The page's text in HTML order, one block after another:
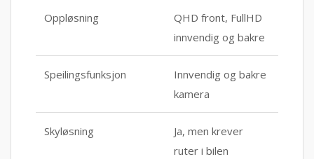
Oppløsning
QHD front, FullHD
innvendig og bakre
Speilingsfunksjon
Innvendig og bakre
kamera
Skyløsning
Ja, men krever
ruter i bilen